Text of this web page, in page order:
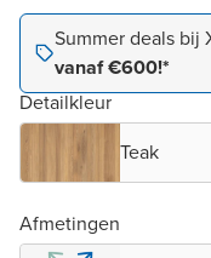
Summer deals bij
vanaf €600!*
Detailkleur
Teak
Afmetingen